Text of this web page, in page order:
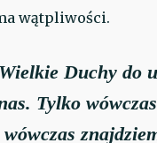
wątpliwości.
Duchy do
Tylko